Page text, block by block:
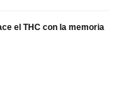
el THC con la memoria